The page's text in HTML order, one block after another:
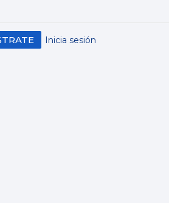
Inicia sesión